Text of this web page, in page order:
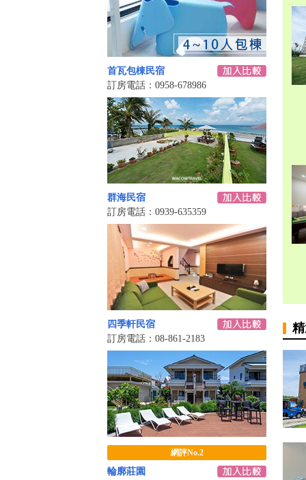
首瓦包棟民宿
訂房電話：0958-678986
群海民宿
訂房電話：0939-635359
四季軒民宿
訂房電話：08-861-2183
網評No.2
輪廓莊園